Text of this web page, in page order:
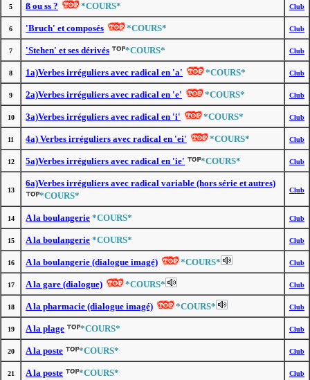
5 ß ou ss ? *COURS* Club
6 'Bruch' et composés *COURS* Club
7 'Stehen' et ses dérivés *COURS* Club
8 1a)Verbes irréguliers avec radical en 'a' *COURS* Club
9 2a)Verbes irréguliers avec radical en 'e' *COURS* Club
10 3a)Verbes irréguliers avec radical en 'i' *COURS* Club
11 4a) Verbes irréguliers avec radical en 'ei' *COURS* Club
12 5a)Verbes irréguliers avec radical en 'ie' *COURS* Club
13
6a)Verbes irréguliers avec radical variable (hors série et autres)
*COURS*
Club
14 A la boulangerie *COURS* Club
15 A la boulangerie *COURS* Club
16 A la boulangerie (dialogue imagé) *COURS* Club
17 A la gare (dialogue) *COURS* Club
18 A la pharmacie (dialogue imagé) *COURS* Club
19 A la plage *COURS* Club
20 A la poste *COURS* Club
21 A la poste *COURS* Club